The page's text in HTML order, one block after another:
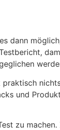
dann
praktisch
und
zu